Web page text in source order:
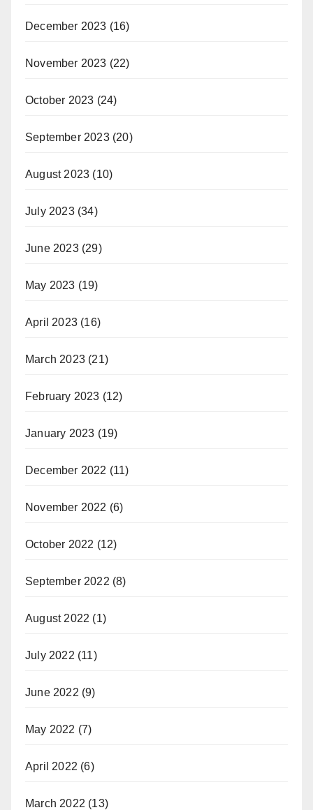
December 2023 (16)
November 2023 (22)
October 2023 (24)
September 2023(20)
August 2023 (10)
July 2023(34)
June 2023(29)
May 2023 (19)
April 2023 (16)
March 2023 (21)
February 2023 (12)
January 2023 (19)
December 2022 (11)
November 2022 (6)
October 2022 (12)
September 2022 (8)
August 2022 (1)
July 2022 (11)
June 2022 (9)
May 2022 (7)
April 2022 (6)
March 2022 (13)